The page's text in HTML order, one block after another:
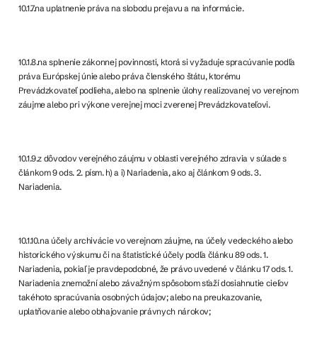
10.1.7.na uplatnenie práva na slobodu prejavu a na informácie.
10.1.8.na splnenie zákonnej povinnosti, ktorá si vyžaduje spracúvanie podľa
práva Európskej únie alebo práva členského štátu, ktorému
Prevádzkovateľ podlieha, alebo na splnenie úlohy realizovanej vo verejnom
záujme alebo pri výkone verejnej moci zverenej Prevádzkovateľovi.
10.1.9.z dôvodov verejného záujmu v oblasti verejného zdravia v súlade s
článkom 9 ods. 2. písm. h) a i) Nariadenia, ako aj článkom 9 ods. 3.
Nariadenia.
10.1.10.na účely archivácie vo verejnom záujme, na účely vedeckého alebo
historického výskumu či na štatistické účely podľa článku 89 ods. 1.
Nariadenia, pokiaľ je pravdepodobné, že právo uvedené v článku 17 ods. 1.
Nariadenia znemožní alebo závažným spôsobom sťaží dosiahnutie cieľov
takéhoto spracúvania osobných údajov; alebo na preukazovanie,
uplatňovanie alebo obhajovanie právnych nárokov;